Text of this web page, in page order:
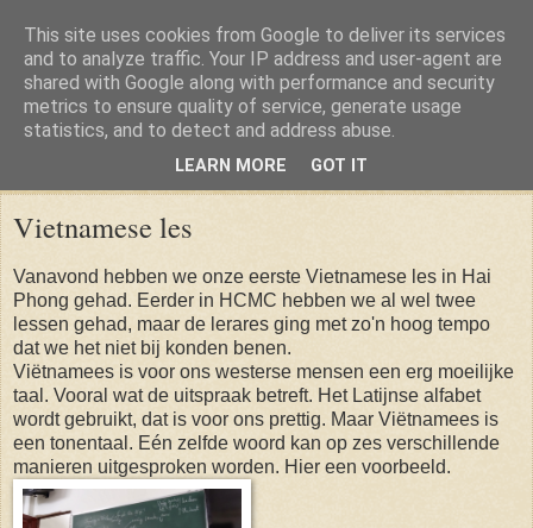
Thursday, 20 February 2014
Vietnamese les
Vanavond hebben we onze eerste Vietnamese les in Hai
Phong gehad. Eerder in HCMC hebben we al wel twee
lessen gehad, maar de lerares ging met zo'n hoog tempo
dat we het niet bij konden benen.
Viëtnamees is voor ons westerse mensen een erg moeilijke
taal. Vooral wat de uitspraak betreft. Het Latijnse alfabet
wordt gebruikt, dat is voor ons prettig. Maar Viëtnamees is
een tonentaal. Eén zelfde woord kan op zes verschillende
manieren uitgesproken worden. Hier een voorbeeld.
This site uses cookies from Google to deliver its services
and to analyze traffic. Your IP address and user-agent are
shared with Google along with performance and security
metrics to ensure quality of service, generate usage
statistics, and to detect and address abuse.
LEARN MORE GOT IT